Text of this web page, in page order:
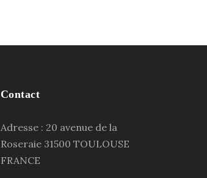
Contact
Adresse : 20 avenue de la
Roseraie 31500 TOULOUSE
FRANCE